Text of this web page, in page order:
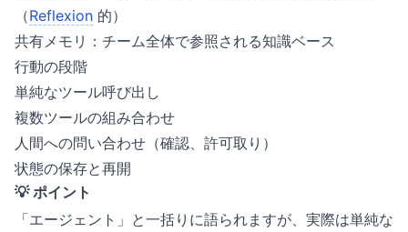
（Reflexion 的）
共有メモリ：チーム全体で参照される知識ベース
行動の段階
単純なツール呼び出し
複数ツールの組み合わせ
人間への問い合わせ（確認、許可取り）
状態の保存と再開
💡 ポイント
「エージェント」と一括りに語られますが、実際は単純な